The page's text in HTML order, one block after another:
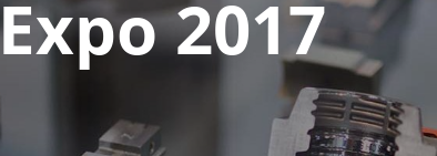
2017